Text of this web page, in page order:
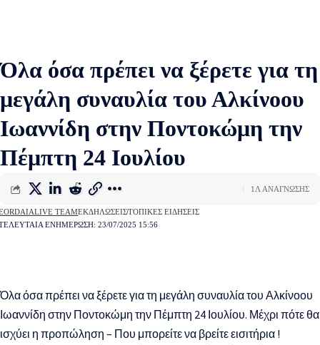
Όλα όσα πρέπει να ξέρετε για τη
μεγάλη συναυλία του Αλκίνοου
Ιωαννίδη στην Ποντοκώμη την
Πέμπτη 24 Ιουλίου
ΕΝΗΜΈΡΩΣΗ: 23/07/2025 15:56
TEAMΕΚΔΗΛΏΣΕΙΣΤΟΠΙΚΈΣ ΕΙΔΉΣΕΙΣ
1Λ ΑΝΆΓΝΩΣΗΣ
Όλα όσα πρέπει να ξέρετε για τη μεγάλη συναυλία του Αλκίνοου
Ιωαννίδη στην Ποντοκώμη την Πέμπτη 24 Ιουλίου. Μέχρι πότε θα
ισχύει η προπώληση – Που μπορείτε να βρείτε εισιτήρια !